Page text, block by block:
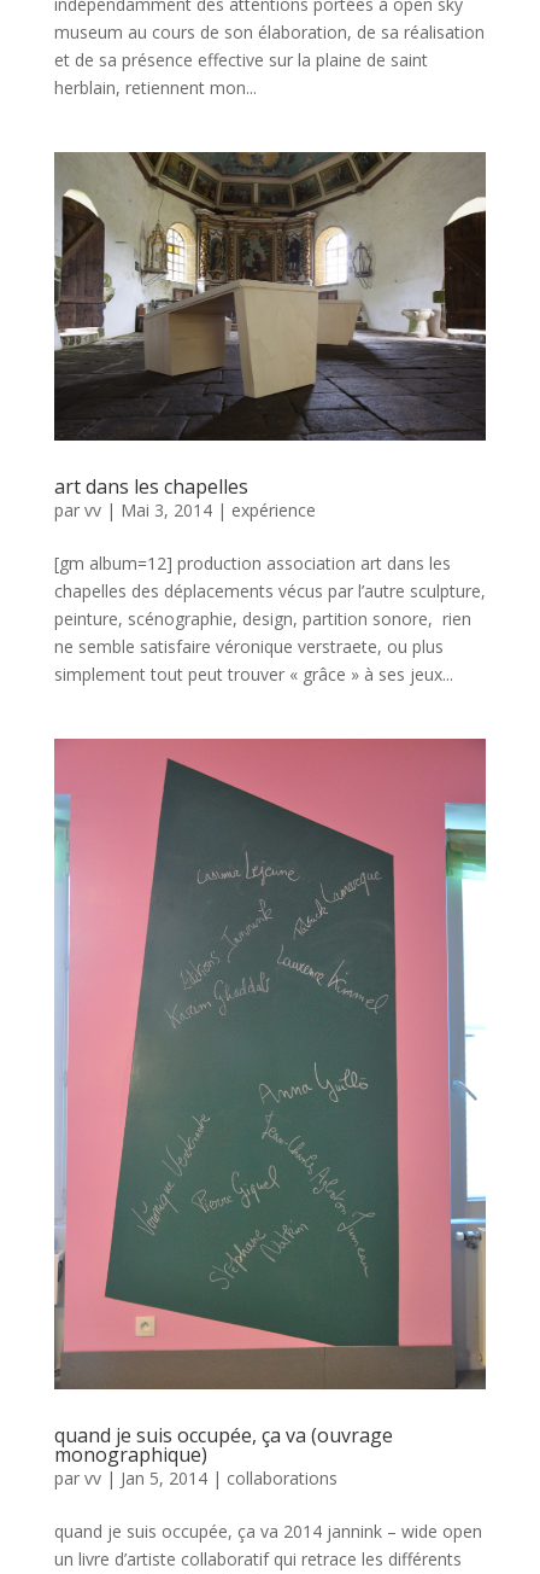
indépendamment des attentions portées à open sky
museum au cours de son élaboration, de sa réalisation
et de sa présence effective sur la plaine de saint
herblain, retiennent mon...
art dans les chapelles
par vv| Mai 3, 2014| expérience
[gm album=12] production association art dans les
chapelles des déplacements vécus par l’autre sculpture,
peinture, scénographie, design, partition sonore, rien
ne semble satisfaire véronique verstraete, ou plus
simplement tout peut trouver « grâce » à ses jeux...
quand je suis occupée, ça va (ouvrage
monographique)
par vv| Jan 5, 2014| collaborations
quand je suis occupée, ça va 2014 jannink – wide open
un livre d’artiste collaboratif qui retrace les différents